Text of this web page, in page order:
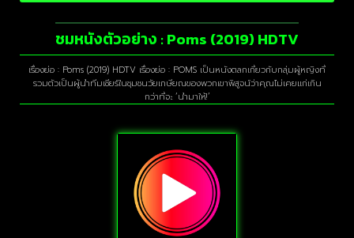
ชมหนังตัวอย่าง : Poms (2019) HDTV
เรื่องย่อ : Poms (2019) HDTV เรื่องย่อ : POMS เป็นหนังตลกเกี่ยวกับกลุ่มผู้หญิงที่
รวมตัวเป็นผู้นำทีมเชียร์ในชุมชนวัยเกษียณของพวกเขาพิสูจน์ว่าคุณไม่เคยแก่เกิน
กว่าที่จะ ‘นำมาให้!’